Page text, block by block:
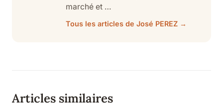
marché et …
Tous les articles de José PEREZ →
Articles similaires